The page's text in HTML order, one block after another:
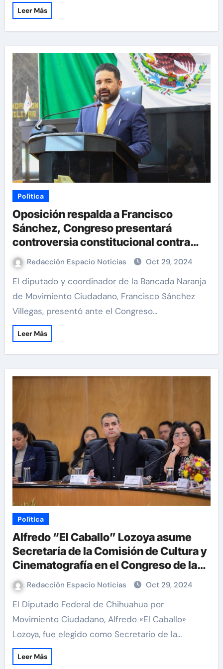
Leer Más
Política
Oposición respalda a Francisco
Sánchez, Congreso presentará
controversia constitucional contra
reforma judicial
Redacción Espacio Noticias Oct 29, 2024
El diputado y coordinador de la Bancada Naranja
de Movimiento Ciudadano, Francisco Sánchez
Villegas, presentó ante el Congreso…
Leer Más
Política
Alfredo “El Caballo” Lozoya asume
Secretaría de la Comisión de Cultura y
Cinematografía en el Congreso de la
UniónRedacción Espacio Noticias Oct 29, 2024
El Diputado Federal de Chihuahua por
Movimiento Ciudadano, Alfredo «El Caballo»
Lozoya, fue elegido como Secretario de la…
Leer Más